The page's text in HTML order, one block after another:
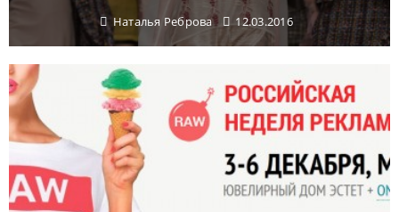
Наталья Реброва 12.03.2016